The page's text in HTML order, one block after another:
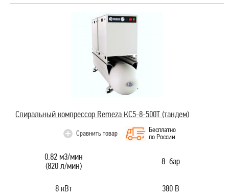
Спиральный компрессор Remeza КС5-8-500Т (тандем)
Сравнить товар
Бесплатно
по России
0.82 м3/мин
(820 л/мин)
8 бар
8 кВт 380 В